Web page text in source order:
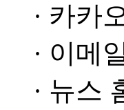
· 카카
· 이메
· 뉴스